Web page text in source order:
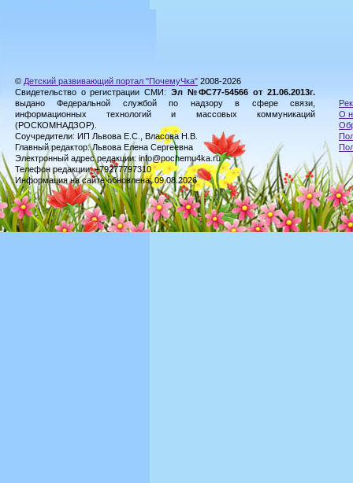
© Детский развивающий портал "ПочемуЧка" 2008-2026
Свидетельство о регистрации СМИ: Эл №ФС77-54566 от 21.06.2013г.
выдано Федеральной службой по надзору в сфере связи,
информационных технологий и массовых коммуникаций
(РОСКОМНАДЗОР).
Соучредители: ИП Львова Е.С., Власова Н.В.
Главный редактор: Львова Елена Сергеевна
Электронный адрес редакции: info@pochemu4ka.ru
Телефон редакции: +79277797310
Информация на сайте обновлена: 09.08.2026
О